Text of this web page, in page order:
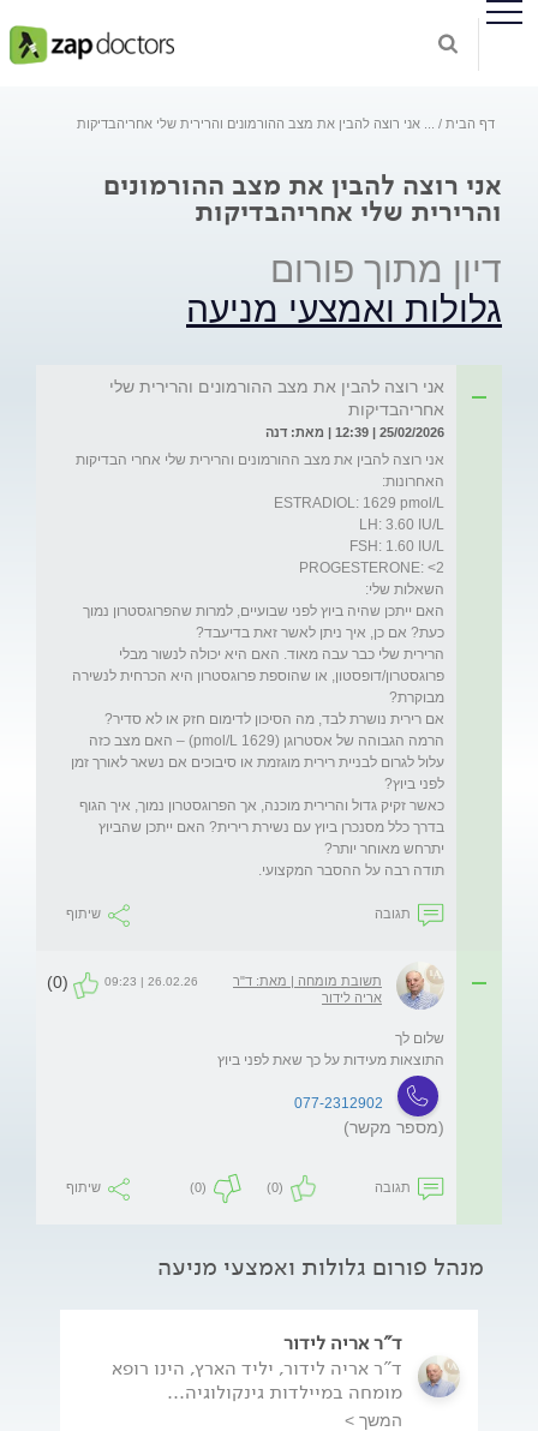
דף הבית אני רוצה להבין את מצב ההורמונים והרירית שלי אחריהבדיקות
אני רוצה להבין את מצב ההורמונים
והרירית שלי אחריהבדיקות
דיון מתוך פורום
גלולות ואמצעי מניעה
אני רוצה להבין את מצב ההורמונים והרירית שלי
אחריהבדיקות
25/02/2026 | 12:39 | מאת: דנה
אני רוצה להבין את מצב ההורמונים והרירית שלי אחרי הבדיקות
האם ייתכן שהיה ביוץ לפני שבועיים, למרות שהפרוגסטרון נמוך
הרירית שלי כבר עבה מאוד. האם היא יכולה לנשור מבלי
פרוגסטרון/דופסטון, או שהוספת פרוגסטרון היא הכרחית לנשירה
הרמה הגבוהה של אסטרוגן (1629 pmol/L) – האם מצב כזה
עלול לגרום לבניית רירית מוגזמת או סיבוכים אם נשאר לאורך זמן
כאשר זקיק גדול והרירית מוכנה, אך הפרוגסטרון נמוך, איך הגוף
בדרך כלל מסנכרן ביוץ עם נשירת רירית? האם ייתכן שהביוץ
תודה רבה על ההסבר המקצועי.
תגובה שיתוף
תשובת מומחה | מאת: ד"ר
אריה לידור
26.02.26 | 09:23
(0)
התוצאות מעידות על כך שאת לפני ביוץ
077-2312902
(מספר מקשר)
תגובה (0)
(0) שיתוף
מנהל פורום גלולות ואמצעי מניעה
ד"ר אריה לידור
ד"ר אריה לידור, יליד הארץ, הינו רופא
מומחה במיילדות גינקולוגיה...
המשך >